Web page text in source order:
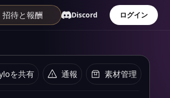
招待と報酬 Discord ログイン
を共有 通報 素材管理